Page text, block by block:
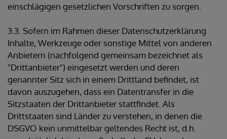
einschlägigen gesetzlichen Vorschriften zu sorgen.
3.3. Sofern im Rahmen dieser Datenschutzerklärung
Inhalte, Werkzeuge oder sonstige Mittel von anderen
Anbietern (nachfolgend gemeinsam bezeichnet als
"Drittanbieter") eingesetzt werden und deren
genannter Sitz sich in einem Drittland befindet, ist
davon auszugehen, dass ein Datentransfer in die
Sitzstaaten der Drittanbieter stattfindet. Als
Drittstaaten sind Länder zu verstehen, in denen die
DSGVO kein unmittelbar geltendes Recht ist, d.h.